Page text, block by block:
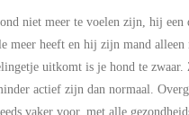
niet meer te voelen zijn, hij
meer heeft en hij zijn mand alleen
uitkomt is je hond te zwaar.
actief zijn dan normaal.
vaker voor, met alle